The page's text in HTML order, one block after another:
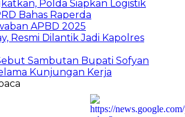
Polda Siapkan Logistik
Bahas Raperda
APBD 2025
Resmi Dilantik Jadi Kapolres
Sambutan Bupati Sofyan
Kunjungan Kerja